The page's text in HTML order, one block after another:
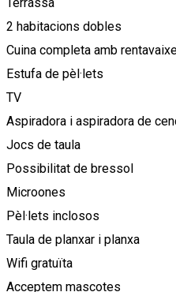
2 habitacions dobles
Cuina completa amb
Estufa de pèl·lets
TV
Aspiradora i aspiradora de
Jocs de taula
Possibilitat de bressol
Microones
Pèl·lets inclosos
Taula de planxar i planxa
Wifi gratuïta
Acceptem mascotes